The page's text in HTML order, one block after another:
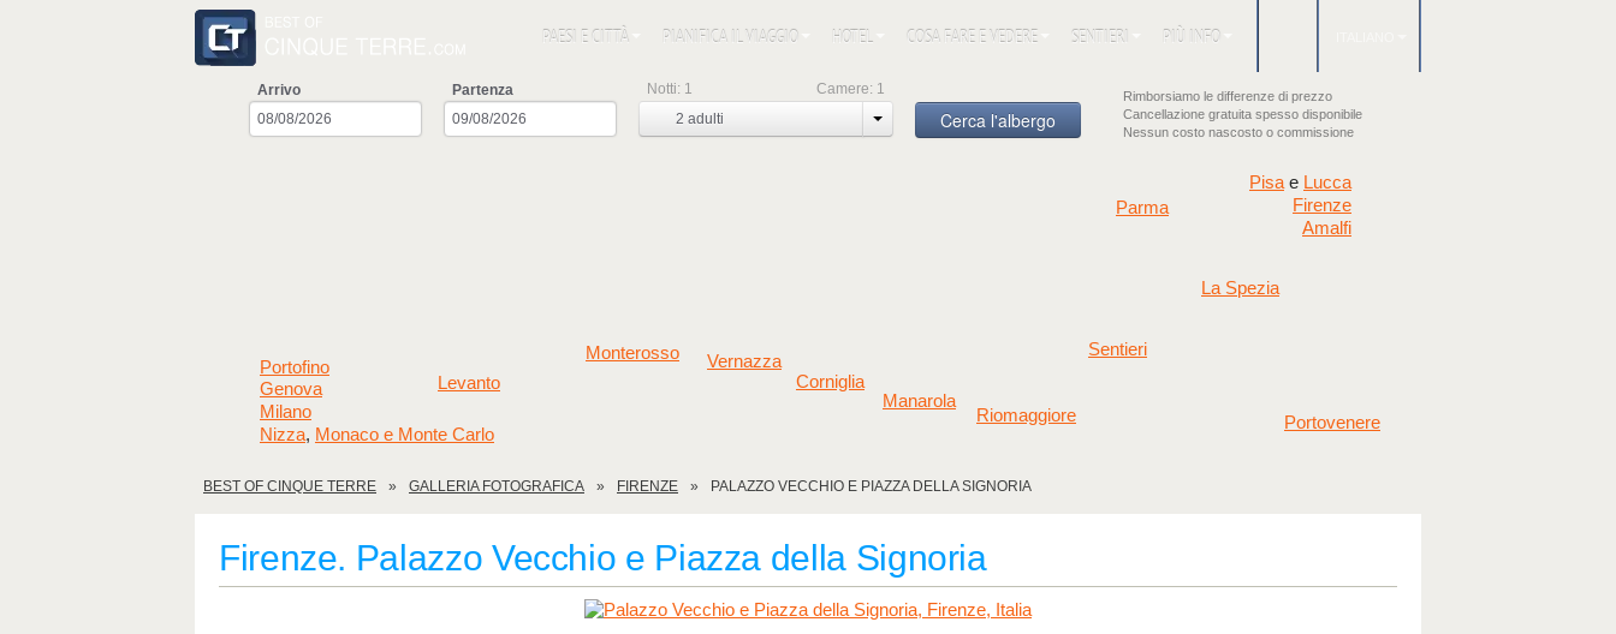
PAESI E CITTÀ PIANIFICA IL VIAGGIO HOTEL COSA FARE E VEDERE SENTIERI PIÙ INFO
Arrivo
Partenza
2 adulti
Notti: 1 Camere: 1
Cerca l'albergo
Rimborsiamo le differenze di prezzo
Cancellazione gratuita spesso disponibile
Nessun costo nascosto o commissione
Levanto
Monterosso
Vernazza
Corniglia
Manarola
Riomaggiore Portovenere
La Spezia
Sentieri
Genova
Milano
Parma
Pisa e Lucca
Firenze
Nizza, Monaco e Monte Carlo
Amalfi
Portofino
BEST OF CINQUE TERRE GALLERIA FOTOGRAFICA FIRENZE PALAZZO VECCHIO E PIAZZA DELLA SIGNORIA
Firenze. Palazzo Vecchio e Piazza della Signoria